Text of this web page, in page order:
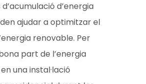
d’energia
ajudar a optimitzar el
renovable. Per
part de l’energia
una instal·lació